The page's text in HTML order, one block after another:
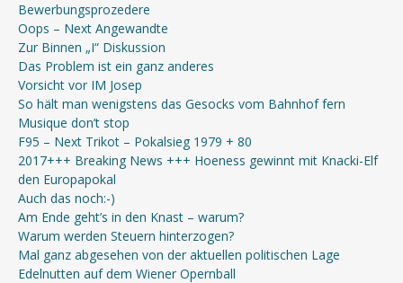
Bewerbungsprozedere
Oops – Next Angewandte
Zur Binnen „I“ Diskussion
Das Problem ist ein ganz anderes
Vorsicht vor IM Josep
So hält man wenigstens das Gesocks vom Bahnhof fern
Musique don’t stop
F95 – Next Trikot – Pokalsieg 1979 + 80
2017+++ Breaking News +++ Hoeness gewinnt mit Knacki-Elf
den Europapokal
Auch das noch:-)
Am Ende geht’s in den Knast – warum?
Warum werden Steuern hinterzogen?
Mal ganz abgesehen von der aktuellen politischen Lage
Edelnutten auf dem Wiener Opernball